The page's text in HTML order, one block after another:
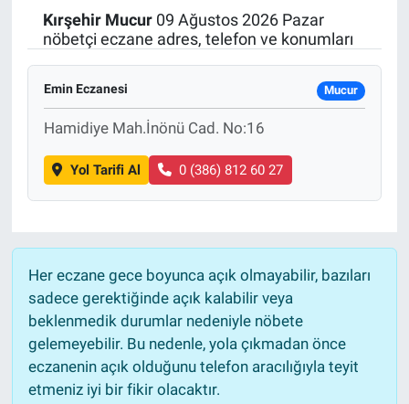
Kırşehir Mucur09 Ağustos 2026 Pazar
nöbetçi eczane adres, telefon ve konumları
Emin Eczanesi Mucur
Hamidiye Mah.İnönü Cad. No:16
Yol Tarifi Al 0 (386) 812 60 27
Her eczane gece boyunca açık olmayabilir, bazıları
sadece gerektiğinde açık kalabilir veya
beklenmedik durumlar nedeniyle nöbete
gelemeyebilir. Bu nedenle, yola çıkmadan önce
eczanenin açık olduğunu telefon aracılığıyla teyit
etmeniz iyi bir fikir olacaktır.
Politika
Bilecik
Kütahya
Gezi
Yerel
Magazin